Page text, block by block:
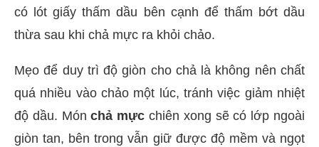
có lót giấy thấm dầu bên cạnh để thấm bớt dầu
thừa sau khi chả mực ra khỏi chảo.
Mẹo để duy trì độ giòn cho chả là không nên chất
quá nhiều vào chảo một lúc, tránh việc giảm nhiệt
độ dầu. Mónchả mực chiên xong sẽ có lớp ngoài
giòn tan, bên trong vẫn giữ được độ mềm và ngọt